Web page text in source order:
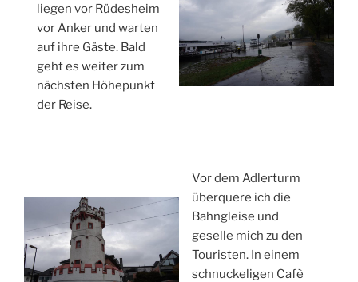
liegen vor Rüdesheim
vor Anker und warten
auf ihre Gäste. Bald
geht es weiter zum
nächsten Höhepunkt
der Reise.
Vor dem Adlerturm
überquere ich die
Bahngleise und
geselle mich zu den
Touristen. In einem
schnuckeligen Cafè